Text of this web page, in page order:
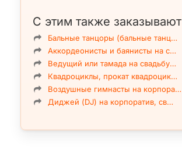
С этим также заказывают
Бальные танцоры (бальные танц…
Аккордеонисты и баянисты на с…
Ведущий или тамада на свадьбу…
Квадроциклы, прокат квадроцик…
Воздушные гимнасты на корпора…
Диджей (DJ) на корпоратив, св…